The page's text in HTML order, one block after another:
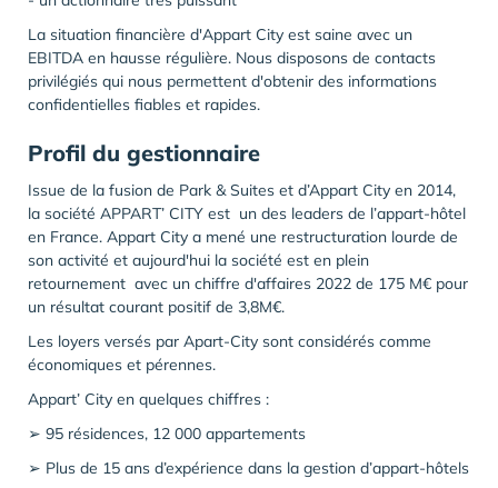
La situation financière d'Appart City est saine avec un
EBITDA en hausse régulière. Nous disposons de contacts
privilégiés qui nous permettent d'obtenir des informations
confidentielles fiables et rapides.
Profil du gestionnaire
Issue de la fusion de Park & Suites et d’Appart City en 2014,
la société APPART’ CITY est un des leaders de l’appart-hôtel
en France. Appart City a mené une restructuration lourde de
son activité et aujourd'hui la société est en plein
retournement avec un chiffre d'affaires 2022 de 175 M€ pour
un résultat courant positif de 3,8M€.
Les loyers versés par Apart-City sont considérés comme
économiques et pérennes.
Appart’ City en quelques chiffres :
➢ 95 résidences, 12 000 appartements
➢ Plus de 15 ans d’expérience dans la gestion d’appart-hôtels